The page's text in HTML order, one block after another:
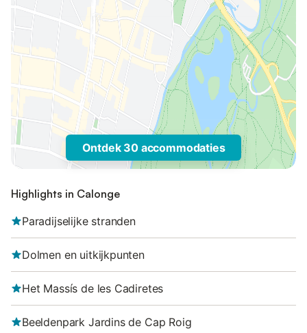
Ontdek 30 accommodaties
Highlights in Calonge
Paradijselijke stranden
Dolmen en uitkijkpunten
Het Massís de les Cadiretes
Beeldenpark Jardins de Cap Roig